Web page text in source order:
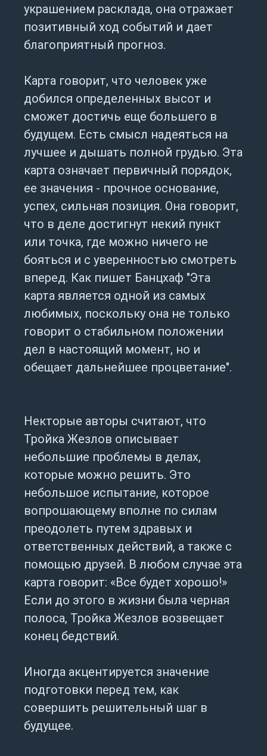
украшением расклада, она отражает
позитивный ход событий и дает
благоприятный прогноз.
Карта говорит, что человек уже
добился определенных высот и
сможет достичь еще большего в
будущем. Есть смысл надеяться на
лучшее и дышать полной грудью. Эта
карта означает первичный порядок,
ее значения - прочное основание,
успех, сильная позиция. Она говорит,
что в деле достигнут некий пункт
или точка, где можно ничего не
бояться и с уверенностью смотреть
вперед. Как пишет Банцхаф "Эта
карта является одной из самых
любимых, поскольку она не только
говорит о стабильном положении
дел в настоящий момент, но и
обещает дальнейшее процветание".
Некторые авторы считают, что
Тройка Жезлов описывает
небольшие проблемы в делах,
которые можно решить. Это
небольшое испытание, которое
вопрошающему вполне по силам
преодолеть путем здравых и
ответственных действий, а также с
помощью друзей. В любом случае эта
карта говорит: «Все будет хорошо!»
Если до этого в жизни была черная
полоса, Тройка Жезлов возвещает
конец бедствий.
Иногда акцентируется значение
подготовки перед тем, как
совершить решительный шаг в
будущее.